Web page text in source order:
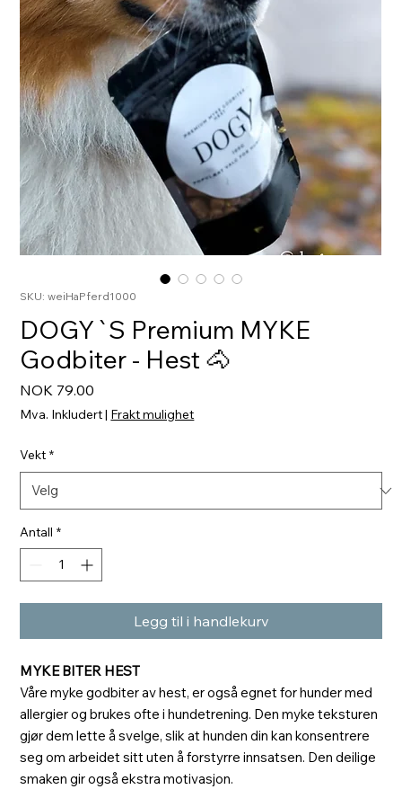
SKU: weiHaPferd1000
DOGY`S Premium MYKE
Godbiter - Hest 🐴
NOK 79.00
Mva. Inkludert| Frakt mulighet
Vekt *
Antall *
Legg til i handlekurv
MYKE BITER HEST
Våre myke godbiter av hest, er også egnet for hunder med
allergier og brukes ofte i hundetrening. Den myke teksturen
gjør dem lette å svelge, slik at hunden din kan konsentrere
seg om arbeidet sitt uten å forstyrre innsatsen. Den deilige
smaken gir også ekstra motivasjon.